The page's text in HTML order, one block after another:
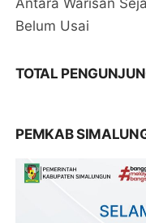
Belum Usai
TOTAL
PEMKAB